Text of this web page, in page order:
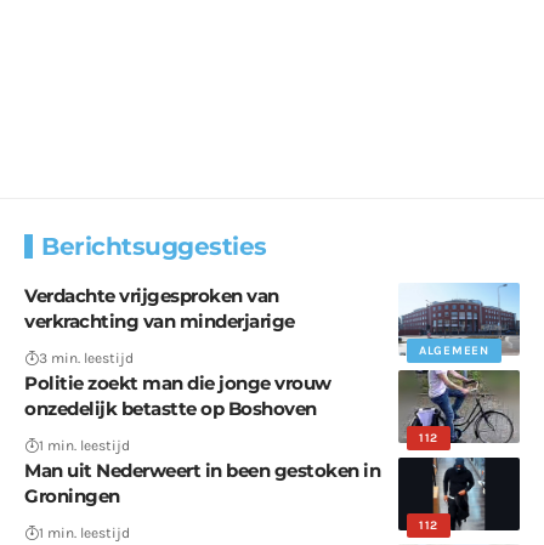
Berichtsuggesties
ALGEMEEN
Verdachte vrijgesproken van
verkrachting van minderjarige
3 min. leestijd
112
Politie zoekt man die jonge vrouw
onzedelijk betastte op Boshoven
1 min. leestijd
112
Man uit Nederweert in been gestoken in
Groningen
1 min. leestijd